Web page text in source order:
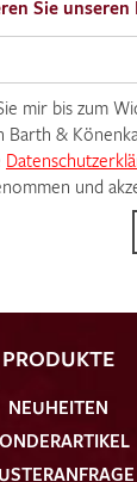
Sie
mir bis zum
Barth &
und
PRODUKTE
NEUHEITEN